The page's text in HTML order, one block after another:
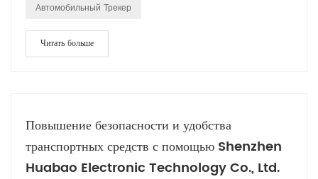
Автомобильный Трекер
Читать больше
Повышение безопасности и удобства
транспортных средств с помощью Shenzhen
Huabao Electronic Technology Co., Ltd.